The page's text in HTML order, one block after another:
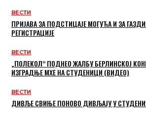
ВЕСТИ
ПРИЈАВА ЗА ПОДСТИЦАЈЕ МОГУЋА И ЗА
РЕГИСТРАЦИЈЕ
ВЕСТИ
„ПОЛЕКОЛ“ ПОДНЕО ЖАЛБУ БЕРЛИНСКОЈ
ИЗГРАДЊЕ МХЕ НА СТУДЕНИЦИ (ВИДЕО)
ВЕСТИ
ДИВЉЕ СВИЊЕ ПОНОВО ДИВЉАЈУ У